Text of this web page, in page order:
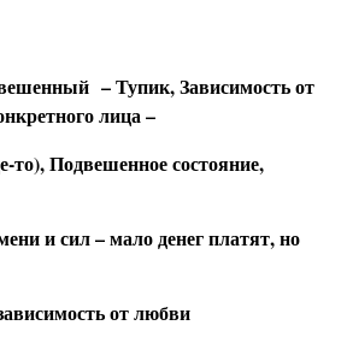
– Тупик, Зависимость от
лица –
то), Подвешенное состояние,
и сил – мало денег платят, но
от любви